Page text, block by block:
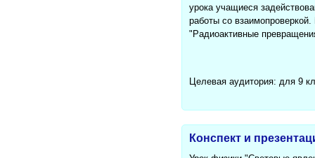
урока учащиеся
работы со
"Радиоактивные
Целевая аудитория: для 9
Конспект и